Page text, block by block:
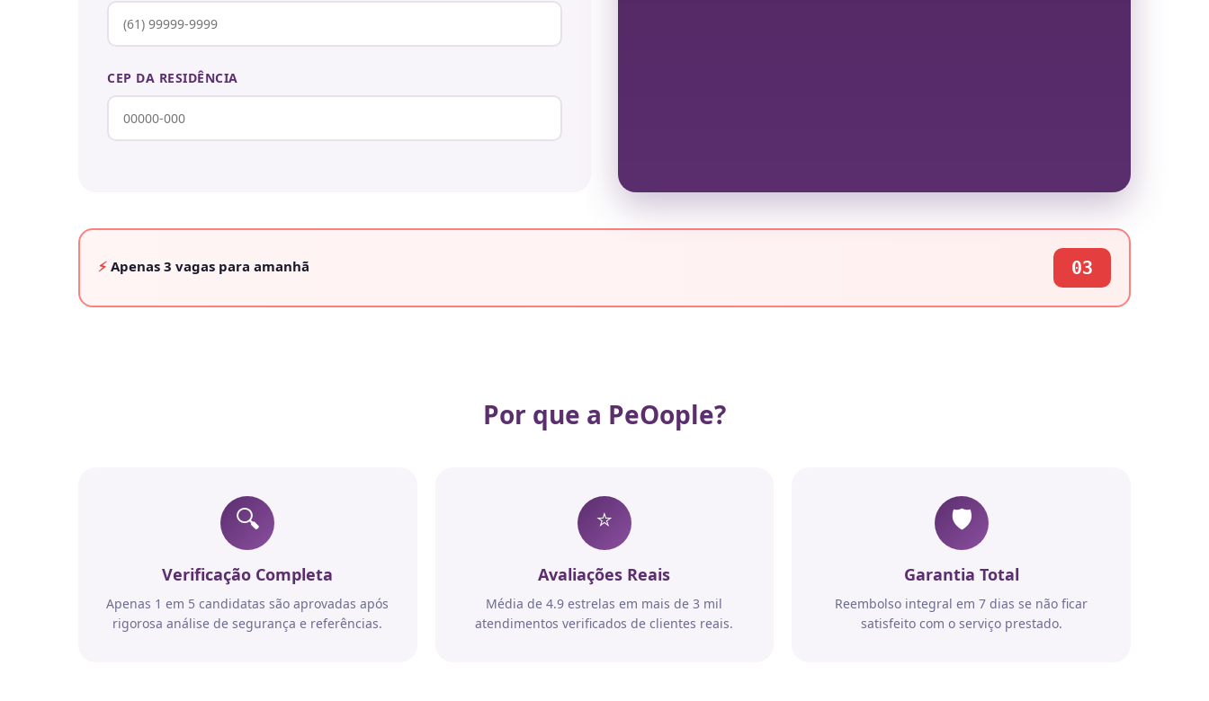
CEP DA RESIDÊNCIA
⚡ Apenas 3 vagas para amanhã 03
Por que a PeOople?
🔍
Verificação Completa
Apenas 1 em 5 candidatas são aprovadas após
rigorosa análise de segurança e referências.
⭐
Avaliações Reais
Média de 4.9 estrelas em mais de 3 mil
atendimentos verificados de clientes reais.
🛡️
Garantia Total
Reembolso integral em 7 dias se não ficar
satisfeito com o serviço prestado.